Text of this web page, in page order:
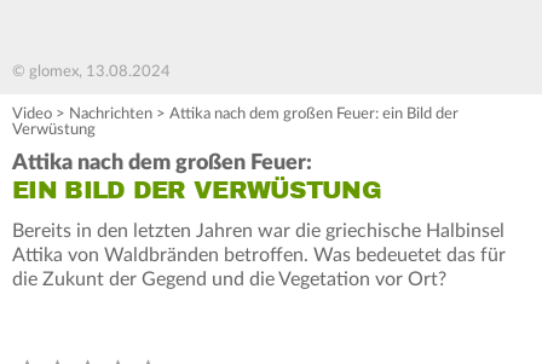
© glomex, 13.08.2024
Video > Nachrichten > Attika nach dem großen Feuer: ein Bild der
Verwüstung
Attika nach dem großen Feuer:
EIN BILD DER VERWÜSTUNG
Bereits in den letzten Jahren war die griechische Halbinsel
Attika von Waldbränden betroffen. Was bedeuetet das für
die Zukunt der Gegend und die Vegetation vor Ort?